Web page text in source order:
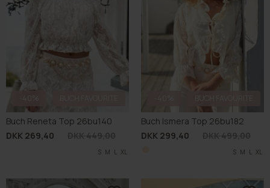
Buch Reneta Top 26bu140
DKK 269,40
S M L XL
Buch Ismera Top 26bu182
DKK 299,40
S M L XL